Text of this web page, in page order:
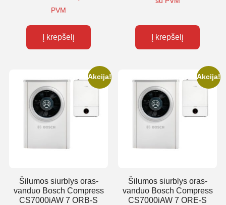
PVM
Į krepšelį Į krepšelį
Akcija!
Šilumos siurblys oras-
vanduo Bosch Compress
CS7000iAW 7 ORB-S
Akcija!
Šilumos siurblys oras-
vanduo Bosch Compress
CS7000iAW 7 ORE-S